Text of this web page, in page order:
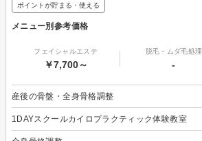
ポイントが貯まる・使える
メニュー別参考価格
フェイシャルエステ
￥7,700～
脱毛・ムダ毛処理
-
産後の骨盤・全身骨格調整
1DAYスクールカイロプラクティック体験教室